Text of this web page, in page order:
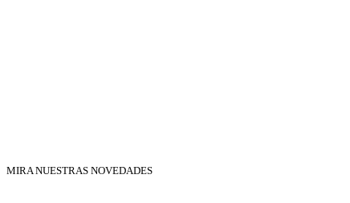
MIRA NUESTRAS NOVEDADES